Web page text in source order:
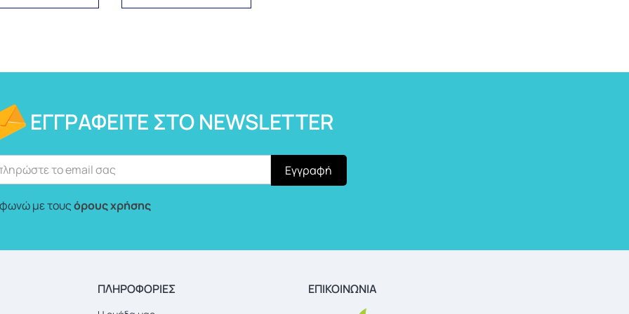
ΕΓΓΡΑΦΕΊΤΕ ΣΤΟ NEWSLETTER
με τουςόρους χρήσης
ΠΛΗΡΟΦΟΡΙΕΣ ΕΠΙΚΟΙΝΩΝΙΑ